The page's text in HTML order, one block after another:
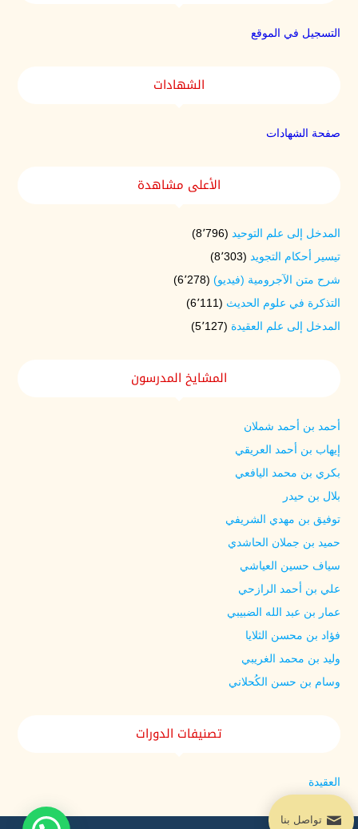
التسجيل في الموقع
الشهادات
صفحة الشهادات
الأعلى مشاهدة
المدخل إلى علم التوحيد (8٬796)
تيسير أحكام التجويد (8٬303)
شرح متن الآجرومية (فيديو) (6٬278)
التذكرة في علوم الحديث (6٬111)
المدخل إلى علم العقيدة (5٬127)
المشايخ المدرسون
أحمد بن أحمد شملان
إيهاب بن أحمد العريقي
بكري بن محمد اليافعي
بلال بن حيدر
توفيق بن مهدي الشريفي
حميد بن جملان الحاشدي
سياف حسين العياشي
علي بن أحمد الرازحي
عمار بن عبد الله الضبيبي
فؤاد بن محسن الثلايا
وليد بن محمد الغريبي
وسام بن حسن الكُحلاني
تصنيفات الدورات
العقيدة
تواصل بنا